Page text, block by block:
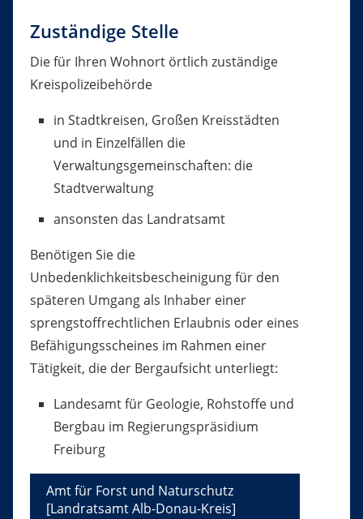
Zuständige Stelle
Die für Ihren Wohnort örtlich zuständige
Kreispolizeibehörde
in Stadtkreisen, Großen Kreisstädten
und in Einzelfällen die
Verwaltungsgemeinschaften: die
Stadtverwaltung
ansonsten das Landratsamt
Benötigen Sie die
Unbedenklichkeitsbescheinigung für den
späteren Umgang als Inhaber einer
sprengstoffrechtlichen Erlaubnis oder eines
Befähigungsscheines im Rahmen einer
Tätigkeit, die der Bergaufsicht unterliegt:
Landesamt für Geologie, Rohstoffe und
Bergbau im Regierungspräsidium
Freiburg
Amt für Forst und Naturschutz
[Landratsamt Alb-Donau-Kreis]